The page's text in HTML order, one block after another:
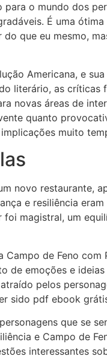
o mundo dos
É uma
que eu mesmo,
Americana, e
literário, as
novas áreas de
quanto
muito
novo restaurante,
e resiliência
magistral, um
de Feno com
de emoções e
pelos
sido pdf ebook
que se
e Campo de
interessantes